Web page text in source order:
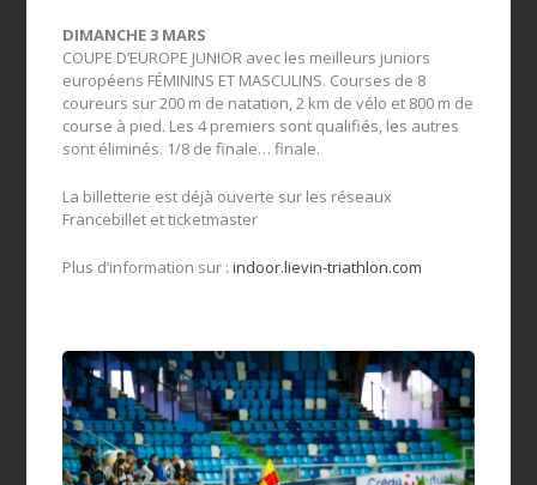
DIMANCHE 3 MARS
COUPE D’EUROPE JUNIOR avec les meilleurs juniors
européens FÉMININS ET MASCULINS. Courses de 8
coureurs sur 200 m de natation, 2 km de vélo et 800 m de
course à pied. Les 4 premiers sont qualifiés, les autres
sont éliminés. 1/8 de finale… finale.
La billetterie est déjà ouverte sur les réseaux
Francebillet et ticketmaster
Plus d’information sur :indoor.lievin-triathlon.com